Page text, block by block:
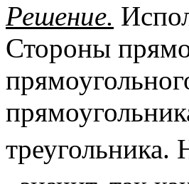
Решение.
Стороны